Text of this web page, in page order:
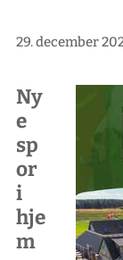
29. december
Ny
e
sp
or
i
hje
m